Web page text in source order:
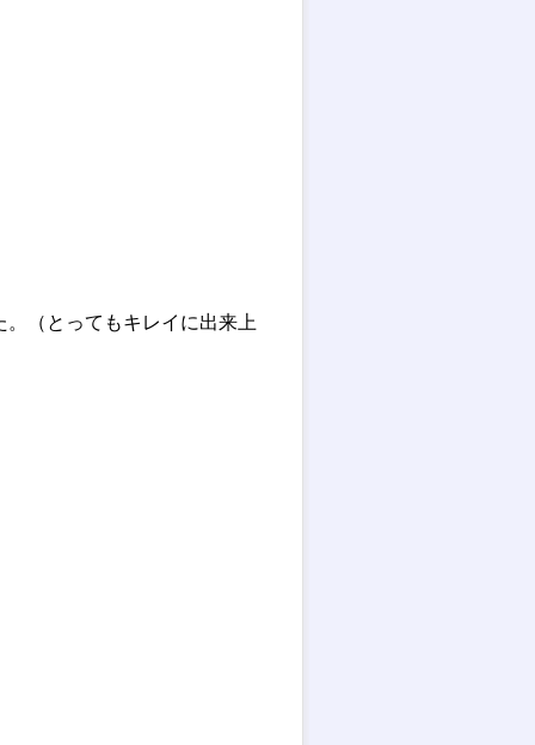
（とってもキレイに出来上